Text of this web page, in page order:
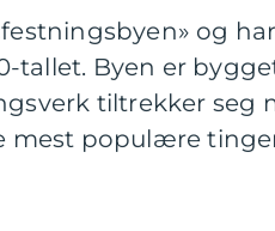
og
tallet. Byen er
tiltrekker seg
mest populære